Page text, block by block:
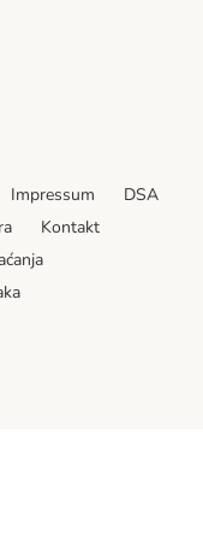
Impressum
DSA
Kontakt